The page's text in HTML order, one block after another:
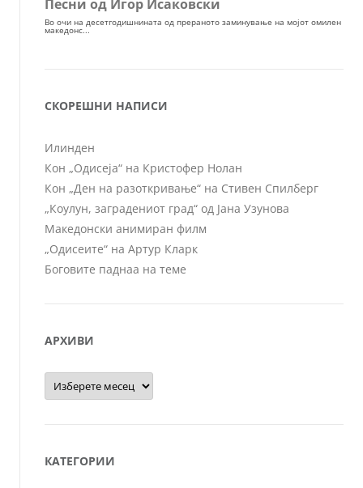
СКОРЕШНИ НАПИСИ
Илинден
Кон „Одисеја“ на Кристофер Нолан
Кон „Ден на разоткривање“ на Стивен Спилберг
„Коулун, заградениот град“ од Јана Узунова
Македонски анимиран филм
„Одисеите“ на Артур Кларк
Боговите паднаа на теме
АРХИВИ
Архиви
КАТЕГОРИИ